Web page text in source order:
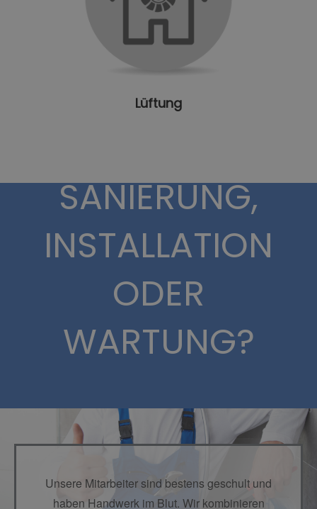
Lüftung
SANIERUNG,
INSTALLATION
ODER
WARTUNG?
Unsere Mitarbeiter sind bestens geschult und
haben Handwerk im Blut. Wir kombinieren